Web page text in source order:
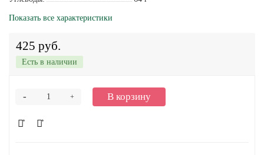
Показать все характеристики
425 руб.
Есть в наличии
+
- В корзину